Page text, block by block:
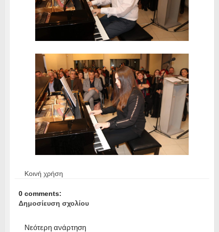
Κοινή χρήση
0 comments:
Δημοσίευση σχολίου
Νεότερη ανάρτηση